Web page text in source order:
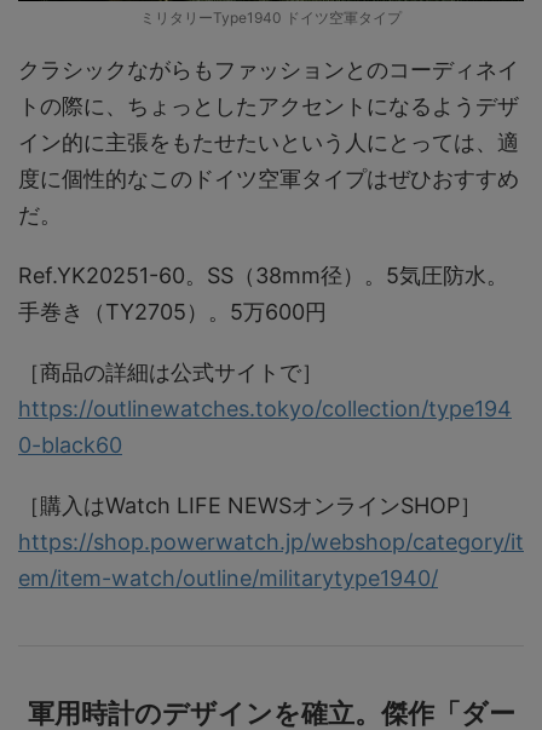
ミリタリーType1940 ドイツ空軍タイプ
クラシックながらもファッションとのコーディネイ
トの際に、ちょっとしたアクセントになるようデザ
イン的に主張をもたせたいという人にとっては、適
度に個性的なこのドイツ空軍タイプはぜひおすすめ
だ。
Ref.YK20251-60。SS（38mm径）。5気圧防水。
手巻き（TY2705）。5万600円
［商品の詳細は公式サイトで］
https://outlinewatches.tokyo/collection/type194
0-black60
［購入はWatch LIFE NEWSオンラインSHOP］
https://shop.powerwatch.jp/webshop/category/it
em/item-watch/outline/militarytype1940/
軍用時計のデザインを確立。傑作「ダー